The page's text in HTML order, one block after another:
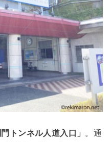
門トンネル人道入口」 。通